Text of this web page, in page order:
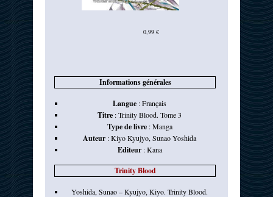
0,99 €
Informations générales
Langue :Français
Titre :Trinity Blood. Tome 3
Type de livre:Manga
Auteur :Kiyo Kyujyo,Sunao Yoshida
Editeur:Kana
Trinity Blood
Yoshida, Sunao – Kyujyo, Kiyo. Trinity Blood.